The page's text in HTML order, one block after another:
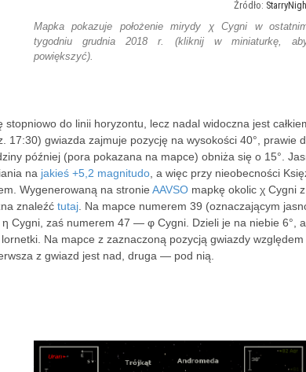
Mapka pokazuje położenie mirydy χ Cygni w
tygodniu grudnia 2018 r. (kliknij w miniaturkę,
powiększyć).
stopniowo do linii horyzontu, lecz nadal widoczna jest
17:30) gwiazda zajmuje pozycję na wysokości 40°, prawie
później (pora pokazana na mapce) obniża się o 15°.
na jakieś +5,2 magnitudo, a więc przy nieobecności
Wygenerowaną na stronie AAVSO mapkę okolic χ Cygni
znaleźć tutaj. Na mapce numerem 39 (oznaczającym
Cygni, zaś numerem 47 — φ Cygni. Dzieli je na niebie 6°,
Na mapce z zaznaczoną pozycją gwiazdy
z gwiazd jest nad, druga — pod nią.